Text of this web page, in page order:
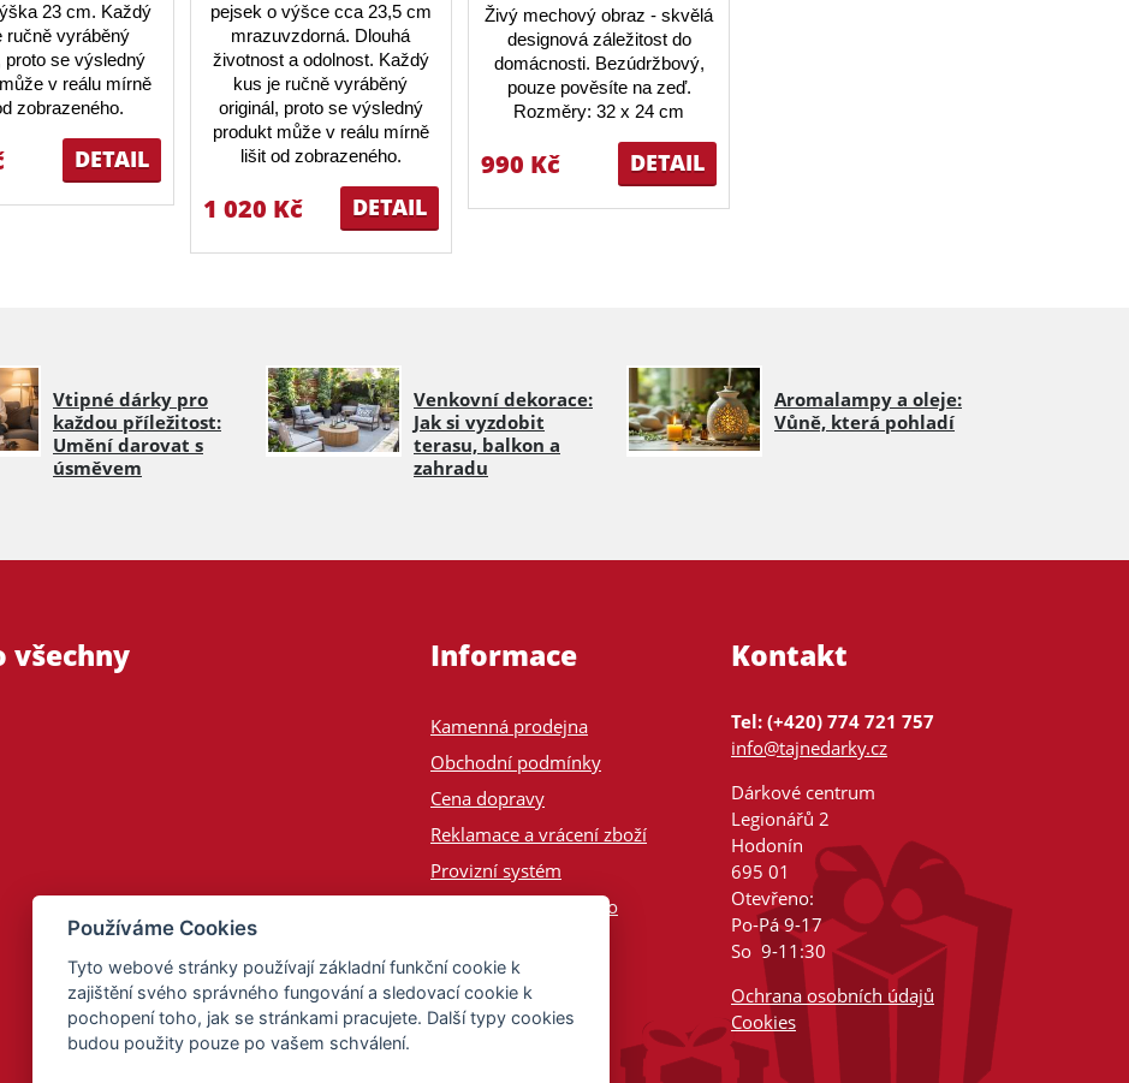
23 cm. Každý
ručně vyráběný
proto se výsledný
v reálu mírně
zobrazeného.
DETAIL
pejsek o výšce cca 23,5 cm
mrazuvzdorná. Dlouhá
životnost a odolnost. Každý
kus je ručně vyráběný
originál, proto se výsledný
produkt může v reálu mírně
lišit od zobrazeného.
DETAIL
1 020 Kč
Živý mechový obraz - skvělá
designová záležitost do
domácnosti. Bezúdržbový,
pouze pověsíte na zeď.
Rozměry: 32 x 24 cm
DETAIL
990 Kč
Vtipné dárky pro
každou příležitost:
Umění darovat s
úsměvem
Venkovní dekorace:
Jak si vyzdobit
terasu, balkon a
zahradu
Aromalampy a oleje:
Vůně, která pohladí
všechny Informace
Kamenná prodejna
Obchodní podmínky
Cena dopravy
Reklamace a vrácení zboží
Provizní systém
Odeslání na Slovensko
Kontakt
Tel: (+420) 774 721 757
info@tajnedarky.cz
Dárkové centrum
Legionářů 2
Hodonín
695 01
Otevřeno:
Po-Pá 9-17
So 9-11:30
Ochrana osobních údajů
Cookies
Používáme Cookies
Tyto webové stránky používají základní funkční cookie k
zajištění svého správného fungování a sledovací cookie k
pochopení toho, jak se stránkami pracujete. Další typy cookies
budou použity pouze po vašem schválení.